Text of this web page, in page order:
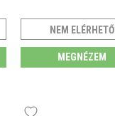
NEM ELÉRHETŐ
MEGNÉZEM